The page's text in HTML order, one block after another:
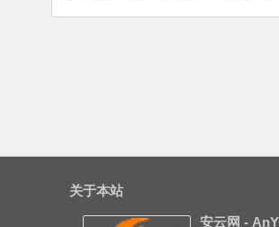
关于本站
安云网 -